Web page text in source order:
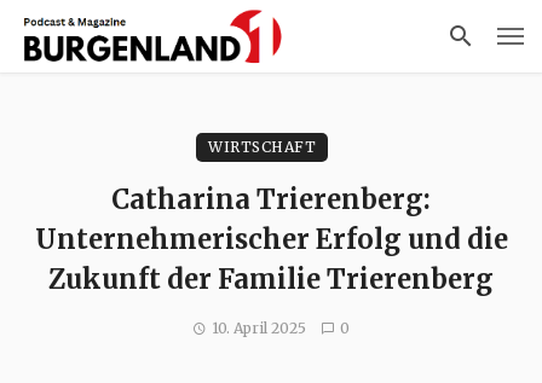
WIRTSCHAFT
Catharina Trierenberg:
Unternehmerischer Erfolg und die
Zukunft der Familie Trierenberg
10. April 2025 0